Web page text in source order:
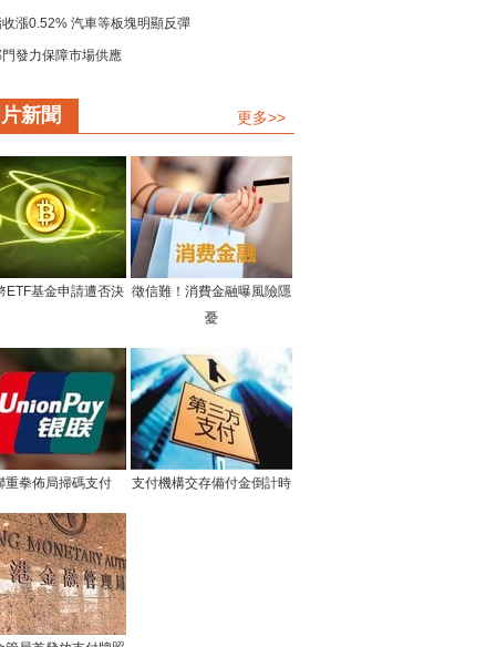
漲0.52% 汽車等板塊明顯反彈
門發力保障市場供應
強鏈承壓而上 疏堵點解難點 保供穩産精準發力
新聞 更多>>
ETF基金申請遭否決 徵信難！消費金融曝風險隱
憂
重拳佈局掃碼支付 支付機構交存備付金倒計時